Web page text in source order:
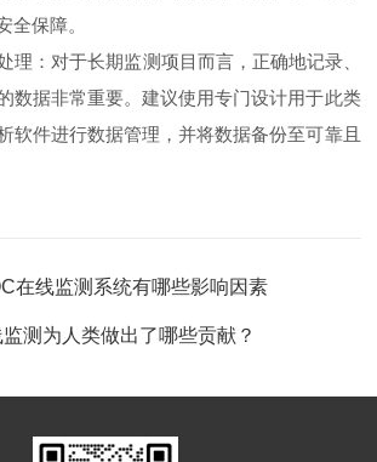
全保障。
：对于长期监测项目而言，正确地记录、
数据非常重要。建议使用专门设计用于此类
软件进行数据管理，并将数据备份至可靠且
在线监测系统有哪些影响因素
测为人类做出了哪些贡献？